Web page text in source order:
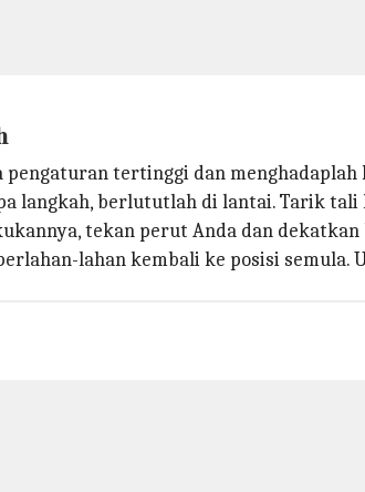
tertinggi dan menghadaplah
langkah, berlututlah di lantai. Tarik tali
tekan perut Anda dan dekatkan
lahan kembali ke posisi semula.